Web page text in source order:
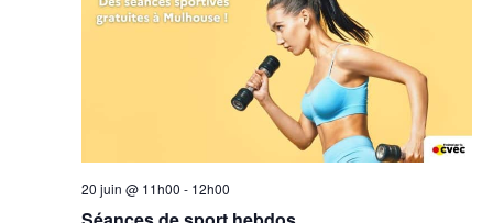
20 juin @ 11h00 - 12h00